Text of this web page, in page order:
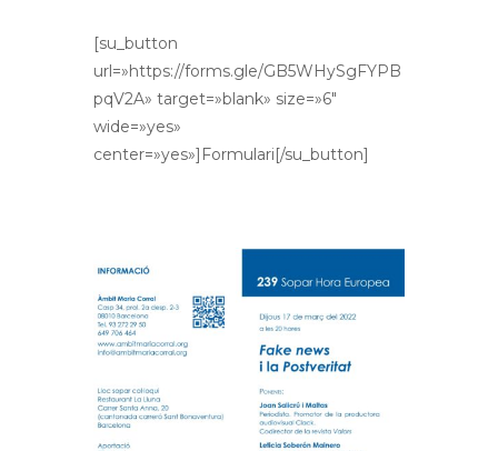
[su_button
url=»https://forms.gle/GB5WHySgFYPB
pqV2A» target=»blank» size=»6″
wide=»yes»
center=»yes»]Formulari[/su_button]